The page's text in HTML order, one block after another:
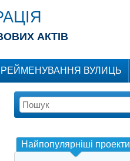
АКТІВ
ВУЛИЦЬ
Найпопулярніші проекти